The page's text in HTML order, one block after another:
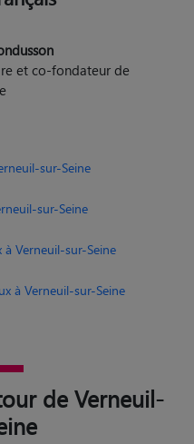
et co-fondateur de
sur-Seine
sur-Seine
Verneuil-sur-Seine
à Verneuil-sur-Seine
de Verneuil-